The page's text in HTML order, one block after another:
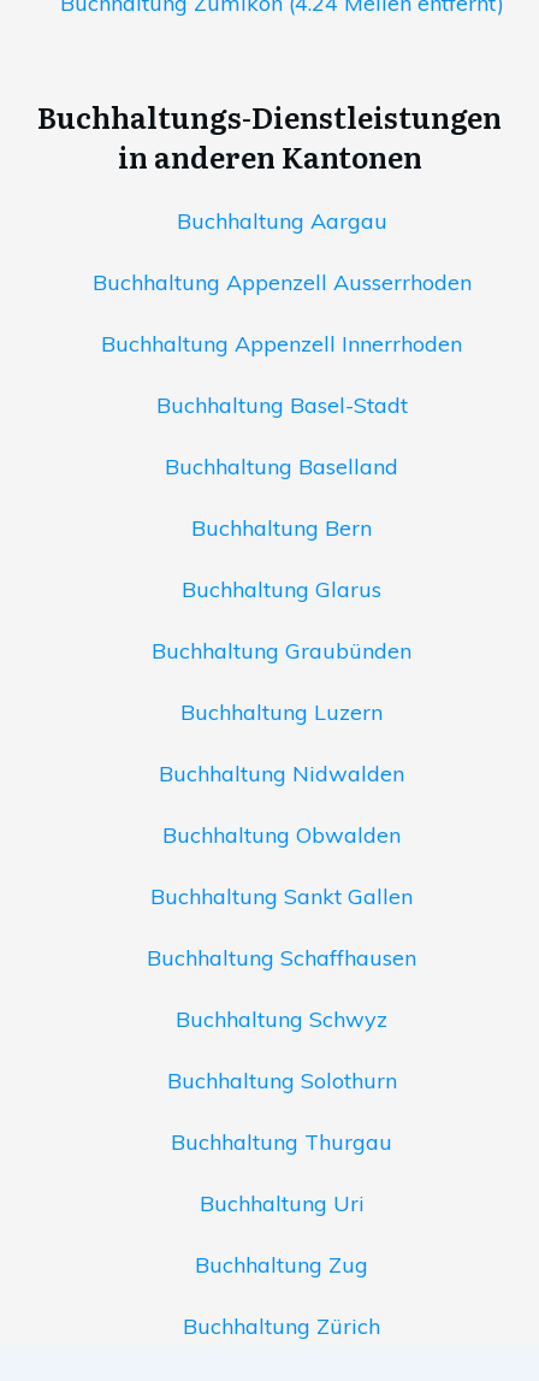
Buchhaltungs-Dienstleistungen
in anderen Kantonen
Buchhaltung Aargau
Buchhaltung Appenzell Ausserrhoden
Buchhaltung Appenzell Innerrhoden
Buchhaltung Basel-Stadt
Buchhaltung Baselland
Buchhaltung Bern
Buchhaltung Glarus
Buchhaltung Graubünden
Buchhaltung Luzern
Buchhaltung Nidwalden
Buchhaltung Obwalden
Buchhaltung Sankt Gallen
Buchhaltung Schaffhausen
Buchhaltung Schwyz
Buchhaltung Solothurn
Buchhaltung Thurgau
Buchhaltung Uri
Buchhaltung Zug
Buchhaltung Zürich